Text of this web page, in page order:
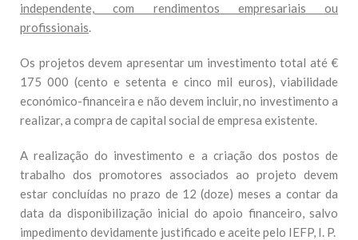
independente, com rendimentos empresariais ou
profissionais.
Os projetos devem apresentar um investimento total até €
175 000 (cento e setenta e cinco mil euros), viabilidade
económico-financeira e não devem incluir, no investimento a
realizar, a compra de capital social de empresa existente.
A realização do investimento e a criação dos postos de
trabalho dos promotores associados ao projeto devem
estar concluídas no prazo de 12 (doze) meses a contar da
data da disponibilização inicial do apoio financeiro, salvo
impedimento devidamente justificado e aceite pelo IEFP, I. P.